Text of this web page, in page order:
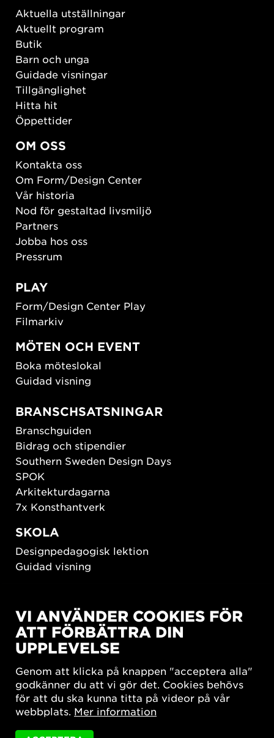
Aktuella utställningar
Aktuellt program
Butik
Barn och unga
Guidade visningar
Tillgänglighet
Hitta hit
Öppettider
OM OSS
Kontakta oss
Om Form/Design Center
Vår historia
Nod för gestaltad livsmiljö
Partners
Jobba hos oss
Pressrum
PLAY
Form/Design Center Play
Filmarkiv
MÖTEN OCH EVENT
Boka möteslokal
Guidad visning
BRANSCHSATSNINGAR
Branschguiden
Bidrag och stipendier
Southern Sweden Design Days
SPOK
Arkitekturdagarna
7x Konsthantverk
SKOLA
Designpedagogisk lektion
Guidad visning
New European Bauhaus
SUSTAINORDIC
Share Future Living
What Matter_s
VI ANVÄNDER COOKIES FÖR
ATT FÖRBÄTTRA DIN
UPPLEVELSE
Genom att klicka på knappen "acceptera alla"
godkänner du att vi gör det. Cookies behövs
för att du ska kunna titta på videor på vår
webbplats. Mer information